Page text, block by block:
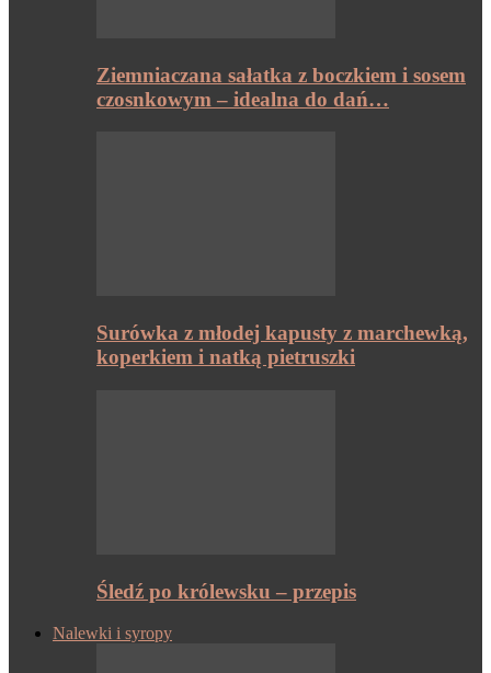
Ziemniaczana sałatka z boczkiem i sosem
czosnkowym – idealna do dań…
Surówka z młodej kapusty z marchewką,
koperkiem i natką pietruszki
Śledź po królewsku – przepis
Nalewki i syropy